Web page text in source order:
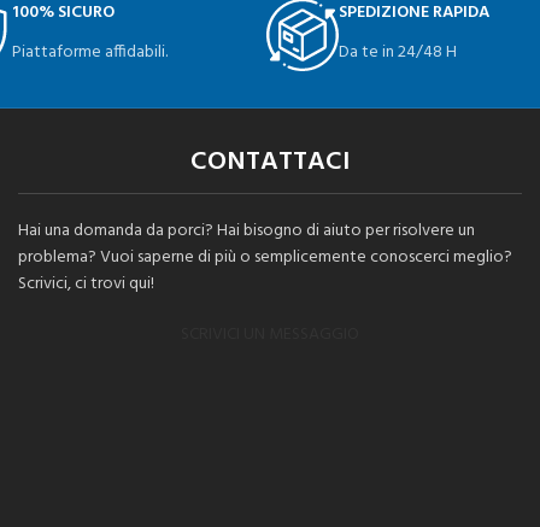
100% SICURO
Piattaforme affidabili.
SPEDIZIONE RAPIDA
Da te in 24/48 H
CONTATTACI
Hai una domanda da porci? Hai bisogno di aiuto per risolvere un
problema? Vuoi saperne di più o semplicemente conoscerci meglio?
Scrivici, ci trovi qui!